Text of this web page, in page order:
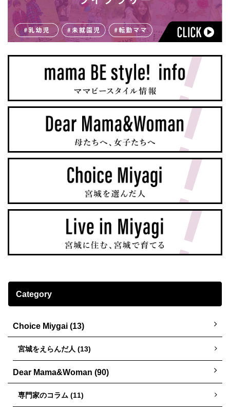
Category
Choice Miygai (13)
宮城をえらんだ人 (13)
Dear Mama&Woman (90)
専門家のコラム (11)